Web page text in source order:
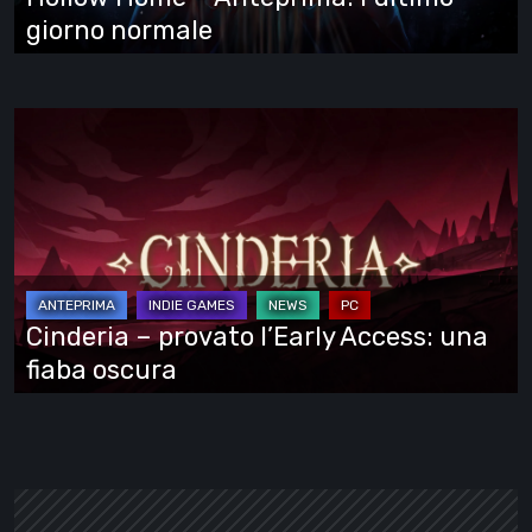
giorno normale
provato
l’Early
Access:
una
fiaba
oscura
Cinderia – provato l’Early Access: una
fiaba oscura